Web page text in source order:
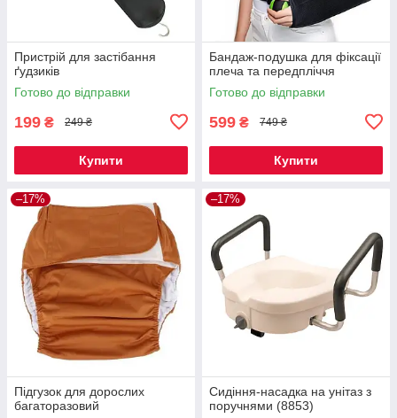
Пристрій для застібання
ґудзиків
Готово до відправки
199 ₴ 249 ₴
Купити
Бандаж-подушка для фіксації
плеча та передпліччя
Готово до відправки
599 ₴ 749 ₴
Купити
–17%
Підгузок для дорослих
багаторазовий
–17%
Сидіння-насадка на унітаз з
поручнями (8853)